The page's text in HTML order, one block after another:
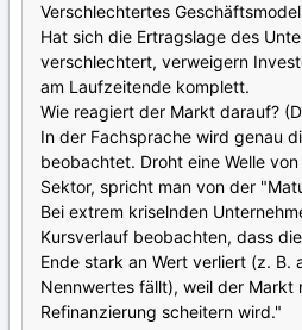
Verschlechtertes
Hat sich die Ertragslage des
verschlechtert, verweigern
am Laufzeitende komplett.
Wie reagiert der Markt darauf?
In der Fachsprache wird genau
beobachtet. Droht eine Welle
Sektor, spricht man von der
Bei extrem kriselnden
Kursverlauf beobachten, dass
Ende stark an Wert verliert (z. B.
Nennwertes fällt), weil der Markt
Refinanzierung scheitern wird."